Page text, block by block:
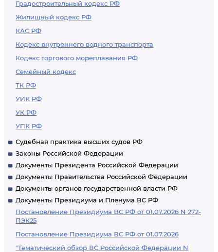
Градостроительный кодекс РФ
Жилищный кодекс РФ
КАС РФ
Кодекс внутреннего водного транспорта
Кодекс торгового мореплавания РФ
Семейный кодекс
ТК РФ
УИК РФ
УК РФ
УПК РФ
Судебная практика высших судов РФ
Законы Российской Федерации
Документы Президента Российской Федерации
Документы Правительства Российской Федерации
Документы органов государственной власти РФ
Документы Президиума и Пленума ВС РФ
Постановление Президиума ВС РФ от 01.07.2026 N 272-
ПЭК25
Постановление Президиума ВС РФ от 01.07.2026
"Тематический обзор ВС Российской Федерации N